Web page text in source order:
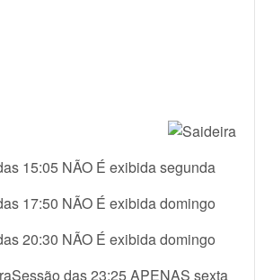
15:05 NÃO É exibida segunda
17:50 NÃO É exibida domingo
20:30 NÃO É exibida domingo
Sessão das 23:25 APENAS sexta